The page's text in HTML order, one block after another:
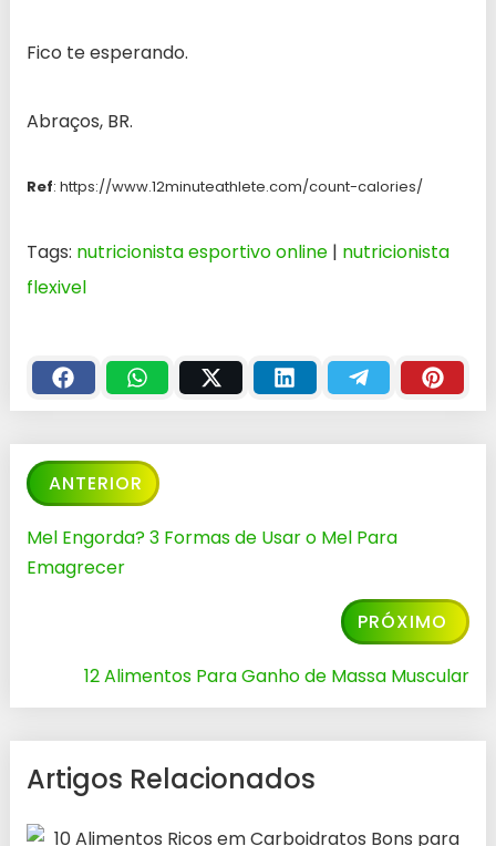
Fico te esperando.
Abraços, BR.
Ref: https://www.12minuteathlete.com/count-calories/
Tags: nutricionista esportivo online | nutricionista
flexivel
ANTERIOR
Mel Engorda? 3 Formas de Usar o Mel Para
Emagrecer
PRÓXIMO
12 Alimentos Para Ganho de Massa Muscular
Artigos Relacionados